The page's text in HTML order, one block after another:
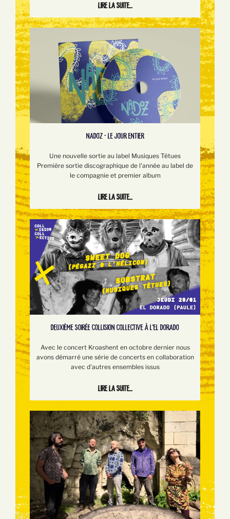
Lire la suite...
NADOZ - LE JOUR ENTIER
Une nouvelle sortie au label Musiques Têtues
Première sortie discographique de l'année au label de
le compagnie et premier album
Lire la suite...
DEUXIÈME SOIRÉE COLLISION COLLECTIVE À L'EL DORADO
Avec le concert Kroashent en octobre dernier nous
avons démarré une série de concerts en collaboration
avec d'autres ensembles issus
Lire la suite...